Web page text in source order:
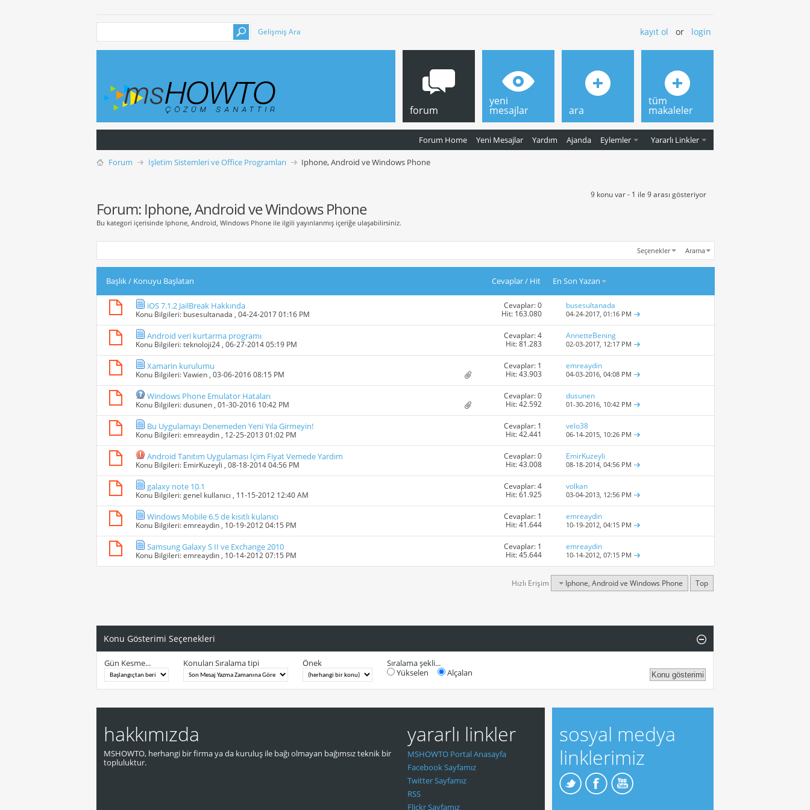
Gelişmiş Ara kayıt ol or login
forum
Forum Home Yeni Mesajlar Yardım Ajanda Eylemler Yararlı Linkler
yeni
mesajlar ara
tüm
makaleler
Forum İşletim Sistemleri ve Office Programları Iphone, Android ve Windows Phone
9 konu var - 1 ile 9 arası gösteriyor
Forum: Iphone, Android ve Windows Phone
Bu kategori içerisinde Iphone, Android, Windows Phone ile ilgili yayınlanmış içeriğe ulaşabilirsiniz.
Seçenekler Arama
Başlık/ Konuyu Başlatan Cevaplar/ Hit En Son Yazan
iOS 7.1.2 JailBreak Hakkında
Konu Bilgileri: busesultanada , 04-24-2017 01:16 PM
Cevaplar: 0
Hit: 163.080
busesultanada
04-24-2017,01:16 PM
Android veri kurtarma programı
Konu Bilgileri:teknoloji24 , 06-27-2014 05:19 PM
Cevaplar: 4
Hit: 81.283
AnnetteBening
02-03-2017, 12:17 PM
Xamarin kurulumu
Konu Bilgileri:Vawien , 03-06-2016 08:15 PM
Cevaplar: 1
Hit: 43.903
emreaydin
04-03-2016,04:08 PM
Windows Phone Emulator Hataları
Konu Bilgileri:dusunen , 01-30-2016 10:42 PM
Cevaplar: 0
Hit: 42.592
dusunen
01-30-2016, 10:42 PM
Bu Uygulamayı Denemeden Yeni Yıla Girmeyin!
Konu Bilgileri:emreaydin , 12-25-2013 01:02 PM
Cevaplar: 1
Hit: 42.441
velo38
06-14-2015, 10:26 PM
Android Tanıtım Uygulaması İçim Fiyat Vemede Yardım
Konu Bilgileri: EmirKuzeyli , 08-18-2014 04:56 PM
Cevaplar: 0
Hit: 43.008
EmirKuzeyli
08-18-2014,04:56 PM
galaxy note 10.1
Konu Bilgileri:genel kullanıcı , 11-15-2012 12:40 AM
Cevaplar: 4
Hit: 61.925
volkan
03-04-2013, 12:56 PM
Windows Mobile 6.5 de kısıtlı kulanıcı
Konu Bilgileri:emreaydin , 10-19-2012 04:15 PM
Cevaplar: 1
Hit: 41.644
emreaydin
10-19-2012,04:15 PM
Samsung Galaxy S II ve Exchange 2010
Konu Bilgileri:emreaydin , 10-14-2012 07:15 PM
Cevaplar: 1
Hit: 45.644
emreaydin
10-14-2012,07:15 PM
Hızlı Erişim Iphone, Android ve Windows Phone Top
Konu Gösterimi Seçenekleri
Gün Kesme... Konuları Sıralama tipi Önek
Sıralama şekli...
Yükselen
Alçalan
hakkımızda
MSHOWTO, herhangi bir firma ya da kuruluş ile bağı olmayan bağımsız teknik bir
topluluktur.
yararlı linkler
MSHOWTO Portal Anasayfa
Facebook Sayfamız
Twitter Sayfamız
RSS
Flickr Sayfamız
sosyal medya
linklerimiz